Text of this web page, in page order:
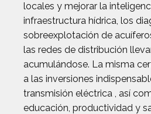
locales y mejorar la
infraestructura hídrica, los
sobreexplotación de
las redes de distribución
acumulándose. La misma
a las inversiones
transmisión eléctrica , así
educación, productividad y